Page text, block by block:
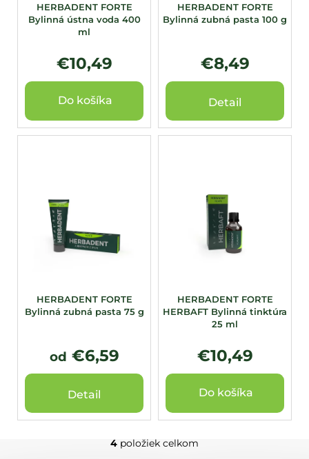
HERBADENT FORTE
Bylinná ústna voda 400
ml
€10,49
Do košíka
HERBADENT FORTE
Bylinná zubná pasta 100 g
€8,49
Detail
HERBADENT FORTE
Bylinná zubná pasta 75 g
od €6,59
Detail
HERBADENT FORTE
HERBAFT Bylinná tinktúra
25 ml
€10,49
Do košíka
O
4 položiek celkom